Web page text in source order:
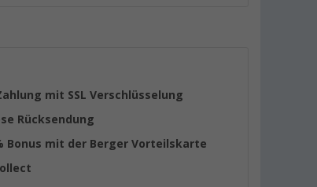
mit SSL Verschlüsselung
Rücksendung
Bonus mit der Berger Vorteilskarte
weiß 6 mm, Meterware
(Über 100)
UVP 8,99 €
€ / 1 m)